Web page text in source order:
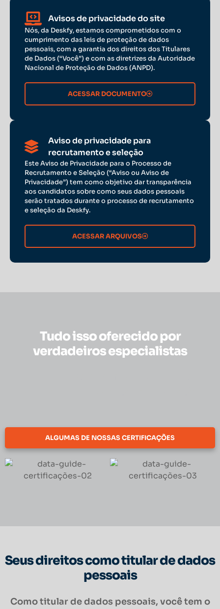
Avisos de privacidade do site
Nós, da Deskfy, estamos comprometidos com o
cumprimento das leis de proteção de dados
pessoais, com a garantia dos direitos dos Titulares
de Dados (“Você”) e com as diretrizes da Autoridade
Nacional de Proteção de Dados (ANPD).
ACESSAR DOCUMENTO
Aviso de privacidade para
recrutamento e seleção
Este Aviso de Privacidade para o Processo de
Recrutamento e Seleção (“Aviso ou Aviso de
Privacidade”) tem como objetivo dar transparência
aos candidatos sobre como seus dados pessoais
serão tratados durante o processo de recrutamento
e seleção da Deskfy.
ACESSAR ARQUIVOS
Tudo isso oferecido por
verdadeiros especialistas
ALGUMAS DE NOSSAS CERTIFICAÇÕES
Seus direitos como titular de dados
pessoais
Como titular de dados pessoais, você tem o